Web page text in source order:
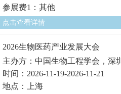
参展费1：其他
点击查看详情
2026生物医药产业发展大会
主办方：中国生物工程学会，深
时间：2026-11-19-2026-11-21
地点：上海